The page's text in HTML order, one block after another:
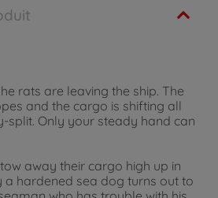
rats are leaving the ship. The
and the cargo is shifting all
split. Only your steady hand can
away their cargo high up in
a hardened sea dog turns out to